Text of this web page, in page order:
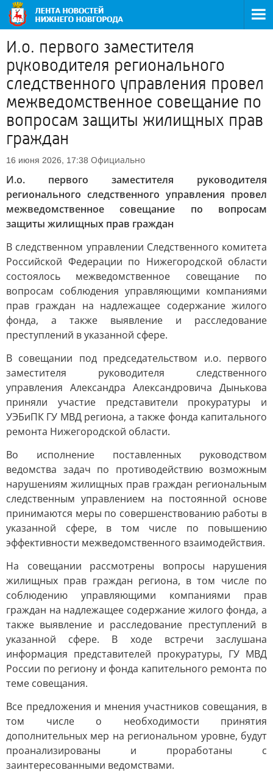
И.о. первого заместителя
руководителя регионального
следственного управления провел
межведомственное совещание по
вопросам защиты жилищных прав
граждан
16 июня 2026, 17:38 Официально
И.о. первого заместителя руководителя
регионального следственного управления провел
межведомственное совещание по вопросам
защиты жилищных прав граждан
В следственном управлении Следственного комитета
Российской Федерации по Нижегородской области
состоялось межведомственное совещание по
вопросам соблюдения управляющими компаниями
прав граждан на надлежащее содержание жилого
фонда, а также выявление и расследование
преступлений в указанной сфере.
В совещании под председательством и.о. первого
заместителя руководителя следственного
управления Александра Александровича Дынькова
приняли участие представители прокуратуры и
УЭБиПК ГУ МВД региона, а также фонда капитального
ремонта Нижегородской области.
Во исполнение поставленных руководством
ведомства задач по противодействию возможным
нарушениям жилищных прав граждан региональным
следственным управлением на постоянной основе
принимаются меры по совершенствованию работы в
указанной сфере, в том числе по повышению
эффективности межведомственного взаимодействия.
На совещании рассмотрены вопросы нарушения
жилищных прав граждан региона, в том числе по
соблюдению управляющими компаниями прав
граждан на надлежащее содержание жилого фонда, а
также выявление и расследование преступлений в
указанной сфере. В ходе встречи заслушана
информация представителей прокуратуры, ГУ МВД
России по региону и фонда капительного ремонта по
теме совещания.
Все предложения и мнения участников совещания, в
том числе о необходимости принятия
дополнительных мер на региональном уровне, будут
проанализированы и проработаны с
заинтересованными ведомствами.